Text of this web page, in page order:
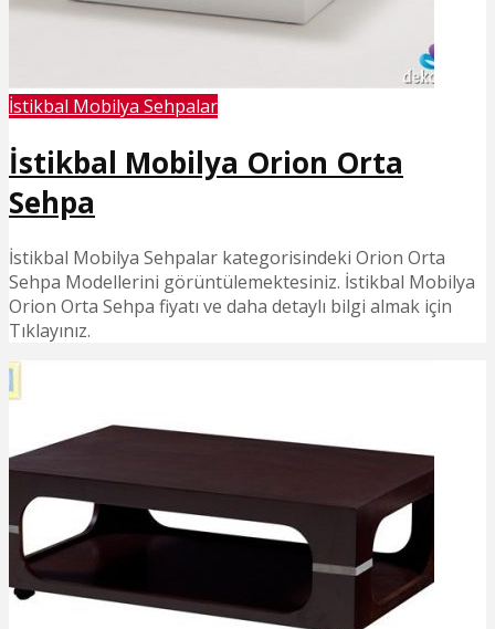
İstikbal Mobilya Sehpalar
İstikbal Mobilya Orion Orta
Sehpa
İstikbal Mobilya Sehpalar kategorisindeki Orion Orta
Sehpa Modellerini görüntülemektesiniz. İstikbal Mobilya
Orion Orta Sehpa fiyatı ve daha detaylı bilgi almak için
Tıklayınız.